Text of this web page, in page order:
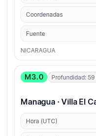
Coordenadas
Fuente
NICARAGUA
M3.0 Profundidad: 59
Managua · Villa El
Hora (UTC)